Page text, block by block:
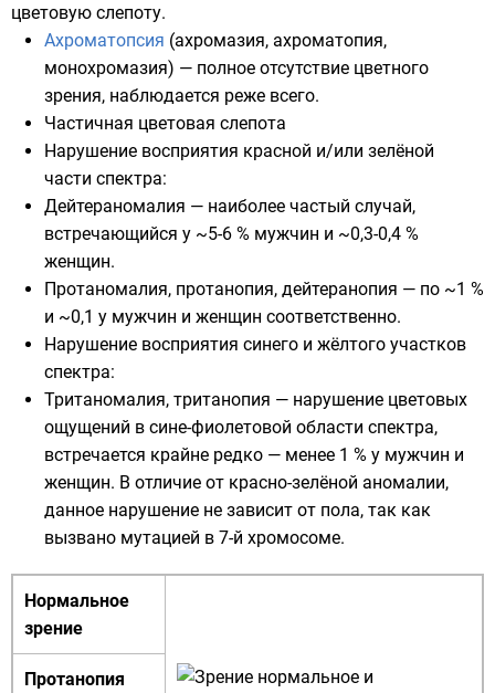
цветовую слепоту.
Ахроматопсия (ахромазия, ахроматопия,
монохромазия) — полное отсутствие цветного
зрения, наблюдается реже всего.
Частичная цветовая слепота
Нарушение восприятия красной и/или зелёной
части спектра:
Дейтераномалия — наиболее частый случай,
встречающийся у ~5-6 % мужчин и ~0,3-0,4 %
женщин.
Протаномалия, протанопия, дейтеранопия — по ~1 %
и ~0,1 у мужчин и женщин соответственно.
Нарушение восприятия синего и жёлтого участков
спектра:
Тританомалия, тританопия — нарушение цветовых
ощущений в сине-фиолетовой области спектра,
встречается крайне редко — менее 1 % у мужчин и
женщин. В отличие от красно-зелёной аномалии,
данное нарушение не зависит от пола, так как
вызвано мутацией в 7-й хромосоме.
Нормальное
зрение
Протанопия